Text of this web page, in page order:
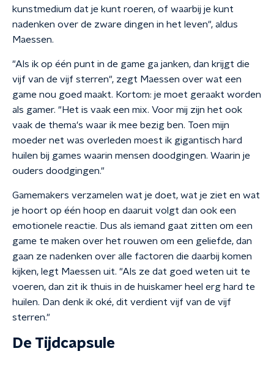
kunstmedium dat je kunt roeren, of waarbij je kunt
nadenken over de zware dingen in het leven", aldus
Maessen.
"Als ik op één punt in de game ga janken, dan krijgt die
vijf van de vijf sterren", zegt Maessen over wat een
game nou goed maakt. Kortom: je moet geraakt worden
als gamer. "Het is vaak een mix. Voor mij zijn het ook
vaak de thema's waar ik mee bezig ben. Toen mijn
moeder net was overleden moest ik gigantisch hard
huilen bij games waarin mensen doodgingen. Waarin je
ouders doodgingen."
Gamemakers verzamelen wat je doet, wat je ziet en wat
je hoort op één hoop en daaruit volgt dan ook een
emotionele reactie. Dus als iemand gaat zitten om een
game te maken over het rouwen om een geliefde, dan
gaan ze nadenken over alle factoren die daarbij komen
kijken, legt Maessen uit. "Als ze dat goed weten uit te
voeren, dan zit ik thuis in de huiskamer heel erg hard te
huilen. Dan denk ik oké, dit verdient vijf van de vijf
sterren."
De Tijdcapsule